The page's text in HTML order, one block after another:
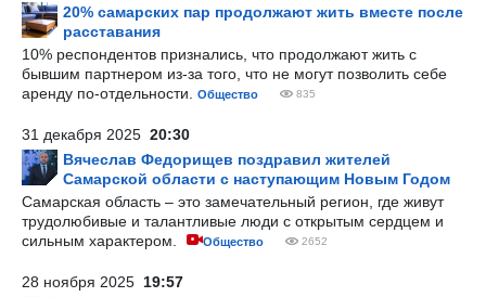
20% самарских пар продолжают жить вместе после
расставания
10% респондентов признались, что продолжают жить с
бывшим партнером из-за того, что не могут позволить себе
аренду по-отдельности.
Общество 835
31 декабря 2025 20:30
Вячеслав Федорищев поздравил жителей
Самарской области с наступающим Новым Годом
Самарская область – это замечательный регион, где живут
трудолюбивые и талантливые люди с открытым сердцем и
сильным характером.
Общество 2652
28 ноября 2025 19:57